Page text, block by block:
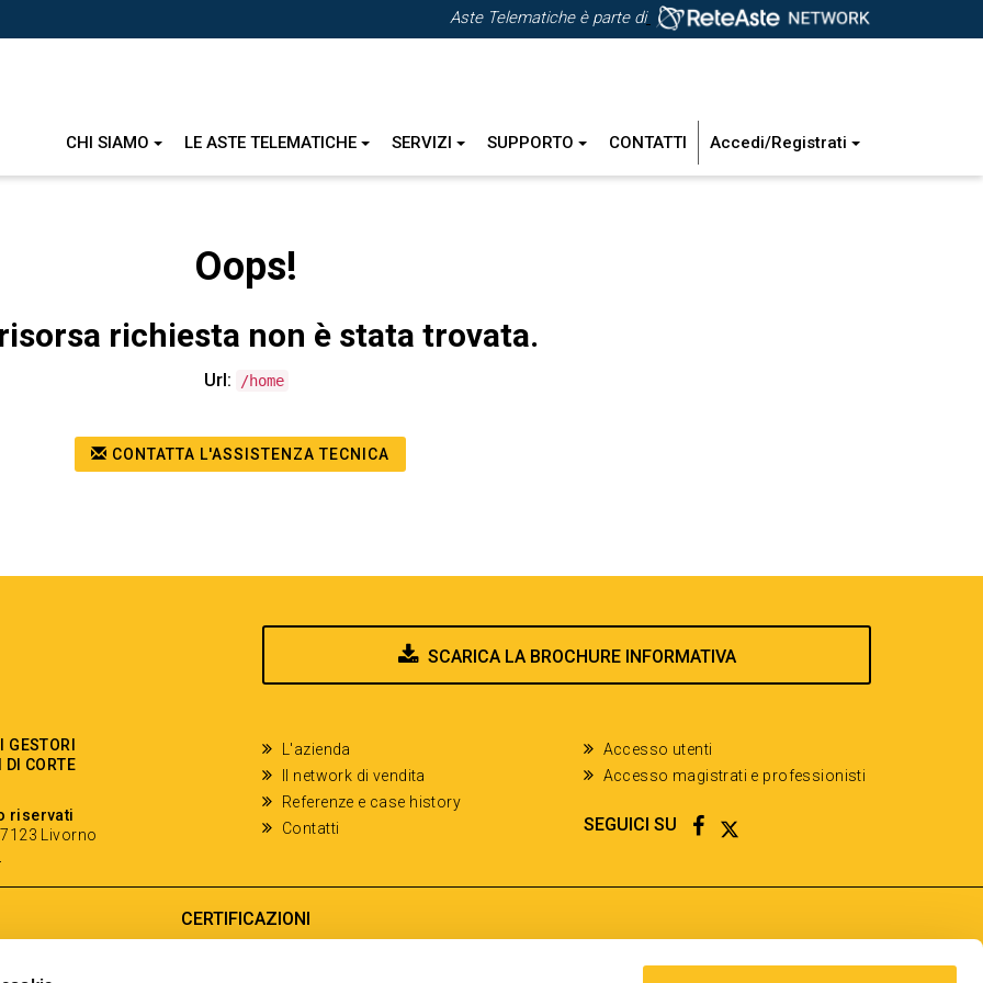
Aste Telematiche è parte di
CHI SIAMO LE ASTE TELEMATICHE SERVIZI SUPPORTO CONTATTI Accedi/Registrati
Oops!
richiesta non è stata trovata.
Url: /home
CONTATTA L'ASSISTENZA TECNICA
SCARICA LA BROCHURE INFORMATIVA
DI CORTE
riservati
Livorno
L'azienda
Il network di vendita
Referenze e case history
Contatti
Accesso utenti
Accesso magistrati e professionisti
SEGUICI SU FACEBOOK
TWITTER
CERTIFICAZIONI